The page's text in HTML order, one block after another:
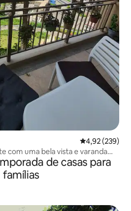
4,92 de uma
4,92 (239)
com uma bela vista e varanda
de casas para
famílias